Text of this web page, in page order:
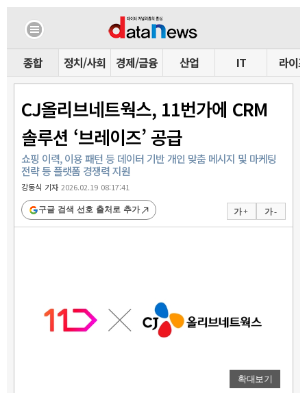
종합 정치/사회 경제/금융 산업 IT 라이프
CJ올리브네트웍스, 11번가에 CRM
솔루션 ‘브레이즈’ 공급
쇼핑 이력, 이용 패턴 등 데이터 기반 개인 맞춤 메시지 및 마케팅
전략 등 플랫폼 경쟁력 지원
강동식 기자2026.02.19 08:17:41
가 + 가 -
구글 검색 선호 출처로 추가
확대보기